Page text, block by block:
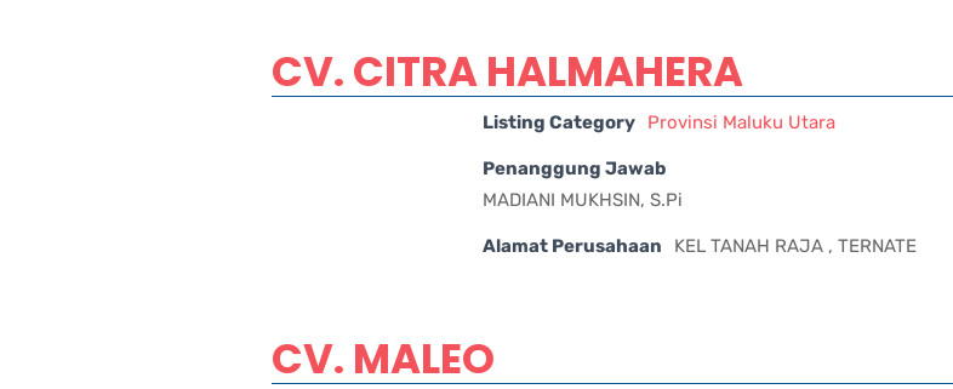
CV. CITRA HALMAHERA
Listing Category Provinsi Maluku Utara
Penanggung Jawab
MADIANI MUKHSIN, S.Pi
Alamat Perusahaan KEL TANAH RAJA , TERNATE
CV. MALEO